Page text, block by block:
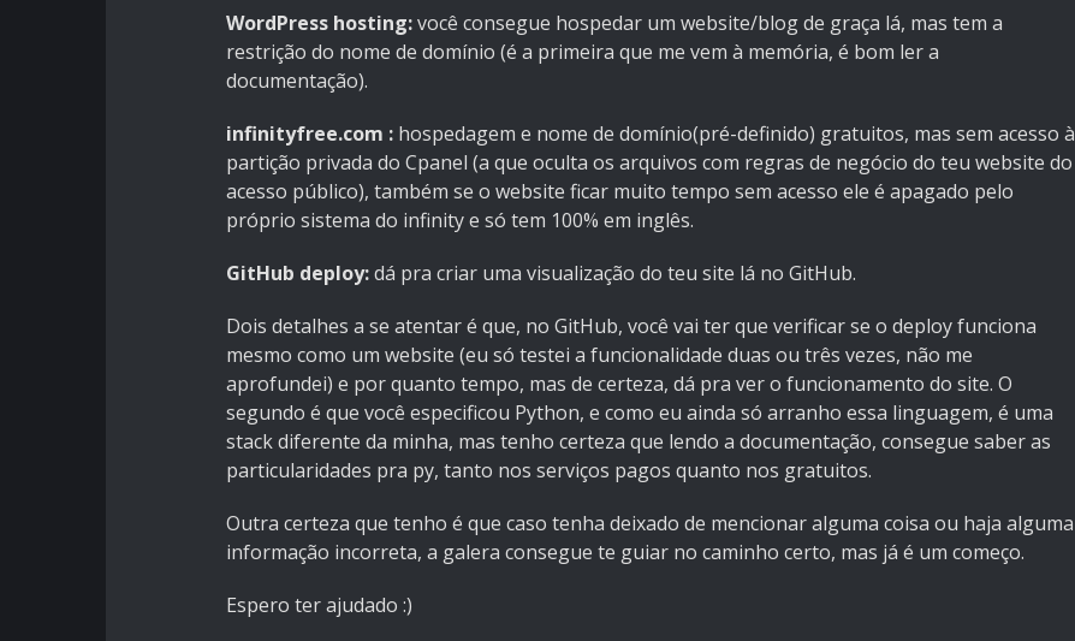
WordPress hosting:você consegue hospedar um website/blog de graça lá, mas tem a
restrição do nome de domínio (é a primeira que me vem à memória, é bom ler a
documentação).
infinityfree.com : hospedagem e nome de domínio(pré-definido) gratuitos, mas sem acesso à
partição privada do Cpanel (a que oculta os arquivos com regras de negócio do teu website do
acesso público), também se o website ficar muito tempo sem acesso ele é apagado pelo
próprio sistema do infinity e só tem 100% em inglês.
GitHub deploy:dá pra criar uma visualização do teu site lá no GitHub.
Dois detalhes a se atentar é que, no GitHub, você vai ter que verificar se o deploy funciona
mesmo como um website (eu só testei a funcionalidade duas ou três vezes, não me
aprofundei) e por quanto tempo, mas de certeza, dá pra ver o funcionamento do site. O
segundo é que você especificou Python, e como eu ainda só arranho essa linguagem, é uma
stack diferente da minha, mas tenho certeza que lendo a documentação, consegue saber as
particularidades pra py, tanto nos serviços pagos quanto nos gratuitos.
Outra certeza que tenho é que caso tenha deixado de mencionar alguma coisa ou haja alguma
informação incorreta, a galera consegue te guiar no caminho certo, mas já é um começo.
Espero ter ajudado :)